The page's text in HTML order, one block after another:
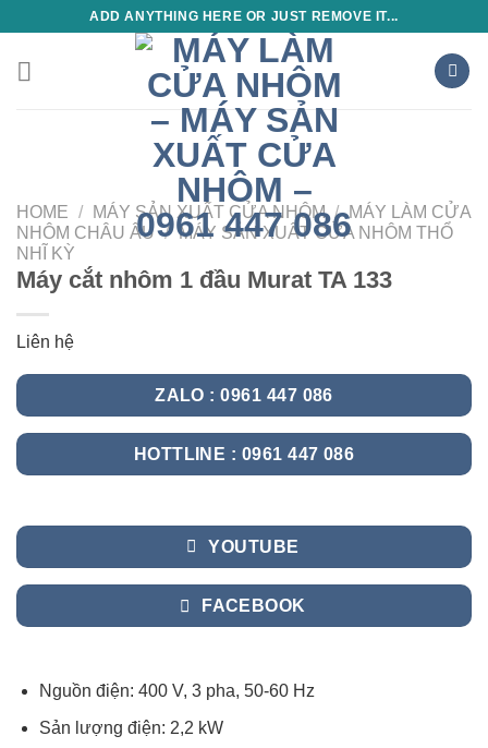
content
ADD ANYTHING HERE OR JUST REMOVE IT...
HOME / MÁY SẢN XUẤT CỬA NHÔM / MÁY LÀM CỬA
NHÔM CHÂU ÂU / MÁY SẢN XUẤT CỬA NHÔM THỔ
NHĨ KỲ
Máy cắt nhôm 1 đầu Murat TA 133
Liên hệ
ZALO : 0961 447 086
HOTTLINE : 0961 447 086
YOUTUBE
FACEBOOK
Nguồn điện: 400 V, 3 pha, 50-60 Hz
Sản lượng điện: 2,2 kW